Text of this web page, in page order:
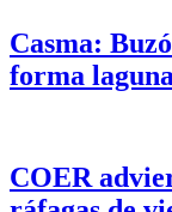
Casma:
forma
COER